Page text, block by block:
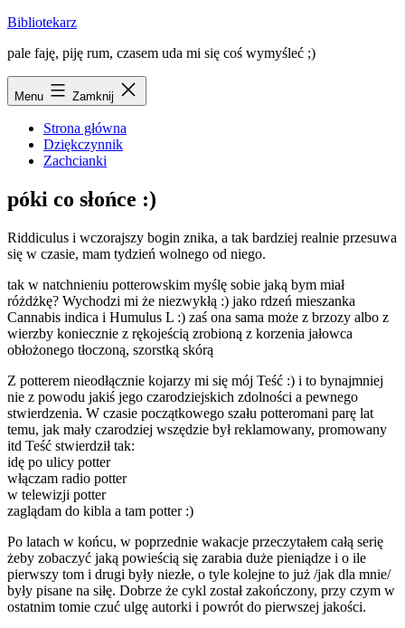
Przejdź
treści
Bibliotekarz
pale faję, piję rum, czasem uda mi się coś wymyśleć ;)
Menu Zamknij
Strona główna
Dziękczynnik
Zachcianki
póki co słońce :)
Riddiculus i wczorajszy bogin znika, a tak bardziej realnie przesuwa
się w czasie, mam tydzień wolnego od niego.
tak w natchnieniu potterowskim myślę sobie jaką bym miał
różdżkę? Wychodzi mi że niezwykłą :) jako rdzeń mieszanka
Cannabis indica i Humulus L :) zaś ona sama może z brzozy albo z
wierzby koniecznie z rękojeścią zrobioną z korzenia jałowca
obłożonego tłoczoną, szorstką skórą
Z potterem nieodłącznie kojarzy mi się mój Teść :) i to bynajmniej
nie z powodu jakiś jego czarodziejskich zdolności a pewnego
stwierdzenia. W czasie początkowego szału potteromani parę lat
temu, jak mały czarodziej wszędzie był reklamowany, promowany
itd Teść stwierdził tak:
idę po ulicy potter
włączam radio potter
w telewizji potter
zaglądam do kibla a tam potter :)
Po latach w końcu, w poprzednie wakacje przeczytałem całą serię
żeby zobaczyć jaką powieścią się zarabia duże pieniądze i o ile
pierwszy tom i drugi były niezłe, o tyle kolejne to już /jak dla mnie/
były pisane na siłę. Dobrze że cykl został zakończony, przy czym w
ostatnim tomie czuć ulgę autorki i powrót do pierwszej jakości.